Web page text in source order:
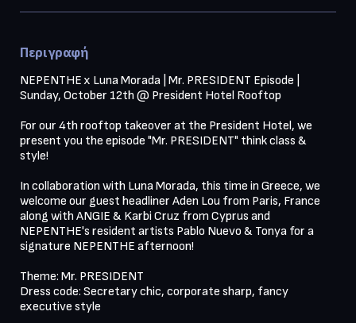
Περιγραφή
NEPENTHE x Luna Morada | Mr. PRESIDENT Episode |
Sunday, October 12th @ President Hotel Rooftop
For our 4th rooftop takeover at the President Hotel, we
present you the episode "Mr. PRESIDENT" think class &
style!
In collaboration with Luna Morada, this time in Greece, we
welcome our guest headliner Aden Lou from Paris, France
along with ANGIE & Karbi Cruz from Cyprus and
NEPENTHE's resident artists Pablo Nuevo & Tonya for a
signature NEPENTHE afternoon!
Theme: Mr. PRESIDENT
Dress code: Secretary chic, corporate sharp, fancy
executive style